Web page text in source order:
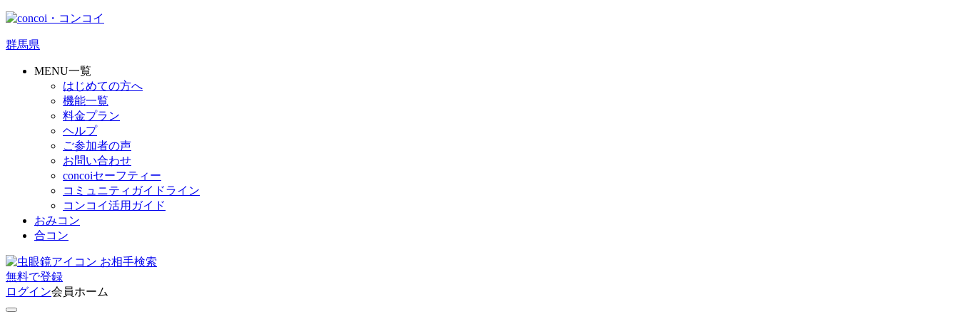
群馬県
MENU一覧
はじめての方へ
機能一覧
料金プラン
ヘルプ
ご参加者の声
お問い合わせ
concoiセーフティー
コミュニティガイドライン
コンコイ活用ガイド
おみコン
合コン
お相手検索
無料で登録
ログイン会員ホーム